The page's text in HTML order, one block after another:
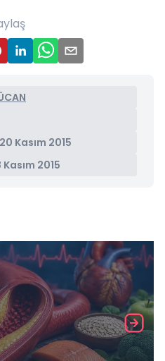
20 Kasım 2015
Kasım 2015